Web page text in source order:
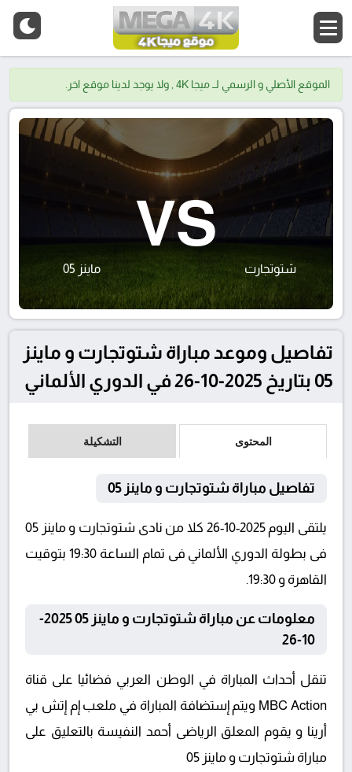
الموقع الأصلي و الرسمي لــ ميجا 4K , ولا يوجد لدينا موقع اخر.
شتوتجارت
VS
ماينز 05
تفاصيل وموعد مباراة شتوتجارت و ماينز
05 بتاريخ 2025-10-26 في الدوري الألماني
المحتوى التشكيلة
تفاصيل مباراة شتوتجارت و ماينز 05
يلتقى اليوم 2025-10-26 كلا من نادى شتوتجارت و ماينز 05
فى بطولة الدوري الألماني فى تمام الساعة 19:30 بتوقيت
القاهرة و 19:30.
معلومات عن مباراة شتوتجارت و ماينز 05 2025-
10-26
تنقل أحداث المباراة في الوطن العربي فضائيا على قناة
MBC Action ويتم إستضافة المباراة في ملعب إم إتش بي
أرينا و يقوم المعلق الرياضى أحمد النفيسة بالتعليق على
مباراة شتوتجارت و ماينز 05